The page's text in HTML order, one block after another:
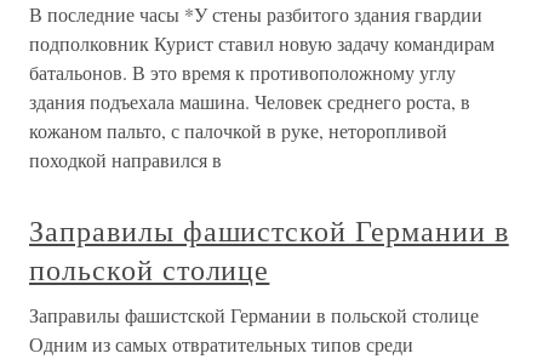
В последние часы *У стены разбитого здания гвардии
подполковник Курист ставил новую задачу командирам
батальонов. В это время к противоположному углу
здания подъехала машина. Человек среднего роста, в
кожаном пальто, с палочкой в руке, неторопливой
походкой направился в
Заправилы фашистской Германии в
польской столице
Заправилы фашистской Германии в польской столице
Одним из самых отвратительных типов среди